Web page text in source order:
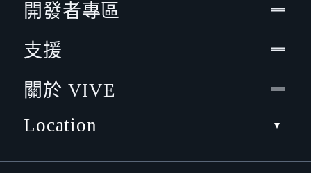
開發者專區
支援
關於 VIVE
Location